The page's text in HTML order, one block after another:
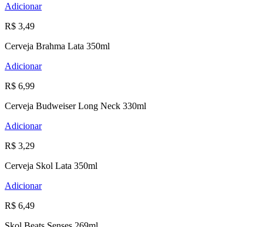
Adicionar
R$ 3,49
Cerveja Brahma Lata 350ml
Adicionar
R$ 6,99
Cerveja Budweiser Long Neck 330ml
Adicionar
R$ 3,29
Cerveja Skol Lata 350ml
Adicionar
R$ 6,49